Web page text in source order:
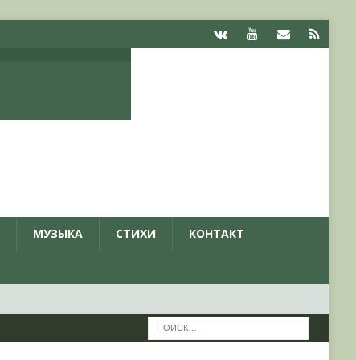
МУЗЫКА СТИХИ КОНТАКТ